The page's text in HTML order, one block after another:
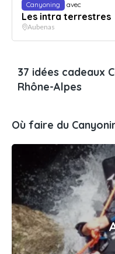
Canyoning avec
Les intra terrestres
Aubenas
37 idées cadeaux
Rhône-Alpes
Où faire du